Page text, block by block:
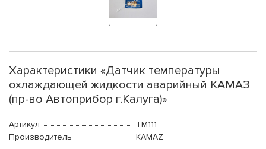
Характеристики «Датчик температуры
охлаждающей жидкости аварийный КАМАЗ
(пр-во Автоприбор г.Калуга)»
Артикул
ТМ111
Производитель
KAMAZ